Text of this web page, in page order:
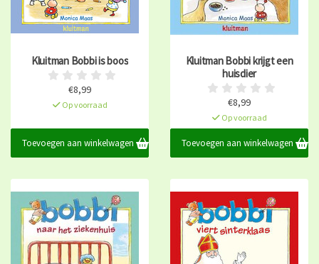
Kluitman Bobbi is boos
€8,99
Op voorraad
Toevoegen aan winkelwagen
Kluitman Bobbi krijgt een
huisdier
€8,99
Op voorraad
Toevoegen aan winkelwagen